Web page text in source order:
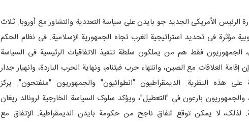
الرئیس الأمریکی الجدید جو بایدن على سیاسة التعددیة والتشاور مع أوروبا. ثلاث
مؤثرة فی تحدید استراتیجیة الغرب تجاه الجمهوریة الإسلامیة. فی نظام الحکم
الجمهوریون فقط هم من یملکون سلطة تنفیذ الاتفاقیات الرئیسیة فی السیاسة
إقامة العلاقات مع الصین، وانتهاء حرب فیتنام، ونهایة الحرب الباردة، وانهیار جدار
على هذه النظریة. الدیمقراطیون "انطوائیون" والجمهوریون "منفتحون". یرکز
والجمهوریون بارعون فی "التعطیل"، ویؤکد سلوک السیاسة الخارجیة لرونالد ریغان
لذلک، لا یمکن توقع اتفاق ناجح من حکومة بایدن الدیمقراطیة. الإتفاق مع